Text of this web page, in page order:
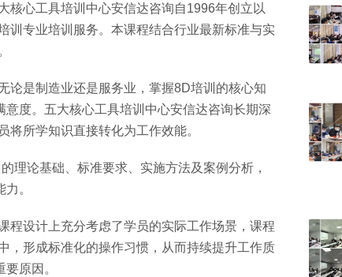
核心工具培训中心安信达咨询自1996年创立以
训专业培训服务。本课程结合行业最新标准与实
论是制造业还是服务业，掌握8D培训的核心知
度。五大核心工具培训中心安信达咨询长期深
所学知识直接转化为工作效能。
理论基础、标准要求、实施方法及案例分析，
。
程设计上充分考虑了学员的实际工作场景，课程
，形成标准化的操作习惯，从而持续提升工作质
原因。